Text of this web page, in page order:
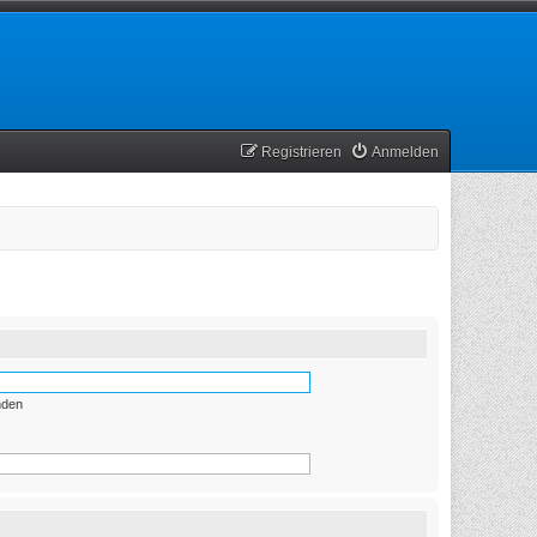
Anmelden
Registrieren